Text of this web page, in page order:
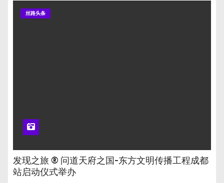
丝路头条
发现之旅 ® 问道天府之国-东方文明传播工程成都
站启动仪式举办